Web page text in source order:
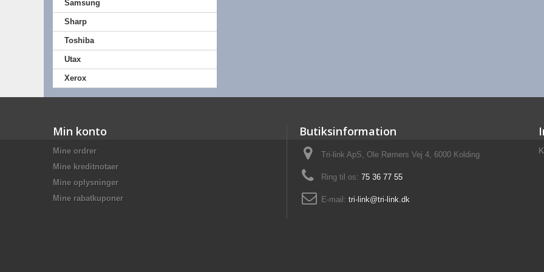
Samsung
Sharp
Toshiba
Utax
Xerox
Min konto
Mine ordrer
Mine kreditnotaer
Mine oplysninger
Mine rabatkuponer
Butiksinformation
Tri-link ApS, Ole Rømers Vej 4, 6000 Kolding
Ring til os: 75 36 77 55
E-mail: tri-link@tri-link.dk